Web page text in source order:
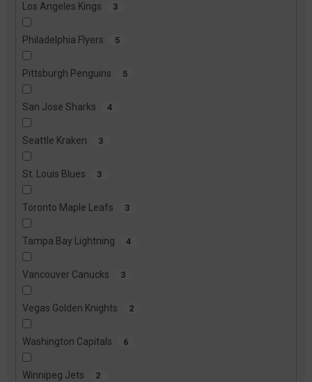
Los Angeles Kings 3
Philadelphia Flyers 5
Pittsburgh Penguins 5
San Jose Sharks 4
Seattle Kraken 3
St. Louis Blues 3
Toronto Maple Leafs 3
Tampa Bay Lightning 4
Vancouver Canucks 3
Vegas Golden Knights 2
Washington Capitals 6
Winnipeg Jets 2